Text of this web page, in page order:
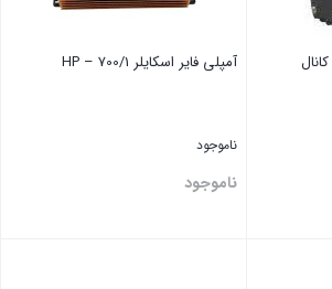
آمپلی فایر ‏اسکایلر HP – 700/1
ناموجود
ناموجود